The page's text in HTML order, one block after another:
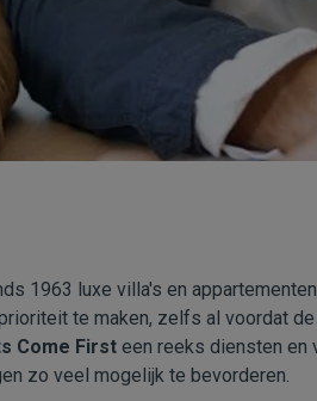
1963 luxe villa's en
te maken, zelfs al voordat
Come First een reeks diensten en
zo veel mogelijk te bevorderen.